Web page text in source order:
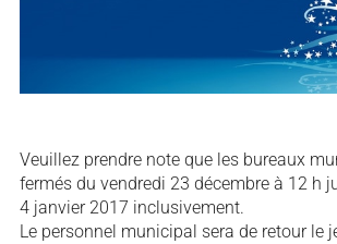
Veuillez prendre note que les bureaux
fermés du vendredi 23 décembre à 12 h
4 janvier 2017 inclusivement.
Le personnel municipal sera de retour le